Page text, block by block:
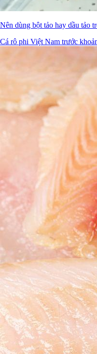
Nên dùng bột tảo hay dầu tảo
Cá rô phi Việt Nam trước